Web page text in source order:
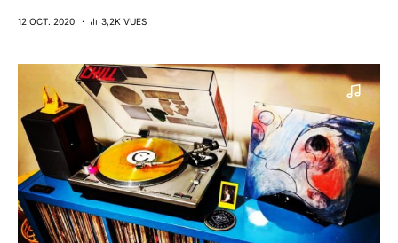
12 OCT. 2020 3,2K VUES